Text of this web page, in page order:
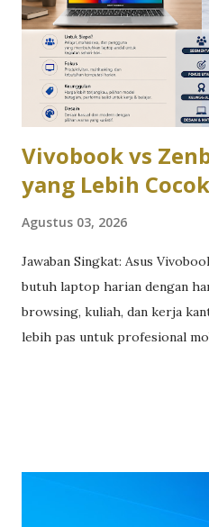
ergonomis dibanding generasi
dimensinya lebih ringkas,
layar utama berukuran besar.
panel Dynamic AMOLED 2X
1.848 x 2.448 piksel, refresh
serta tingkat kecerahan
Vivobook vs
yang Lebih
Agustus 03, 2026
Jawaban Singkat: Asus
butuh laptop harian dengan
browsing, kuliah, dan kerja
lebih pas untuk profesional
yang tipis dan ringan.